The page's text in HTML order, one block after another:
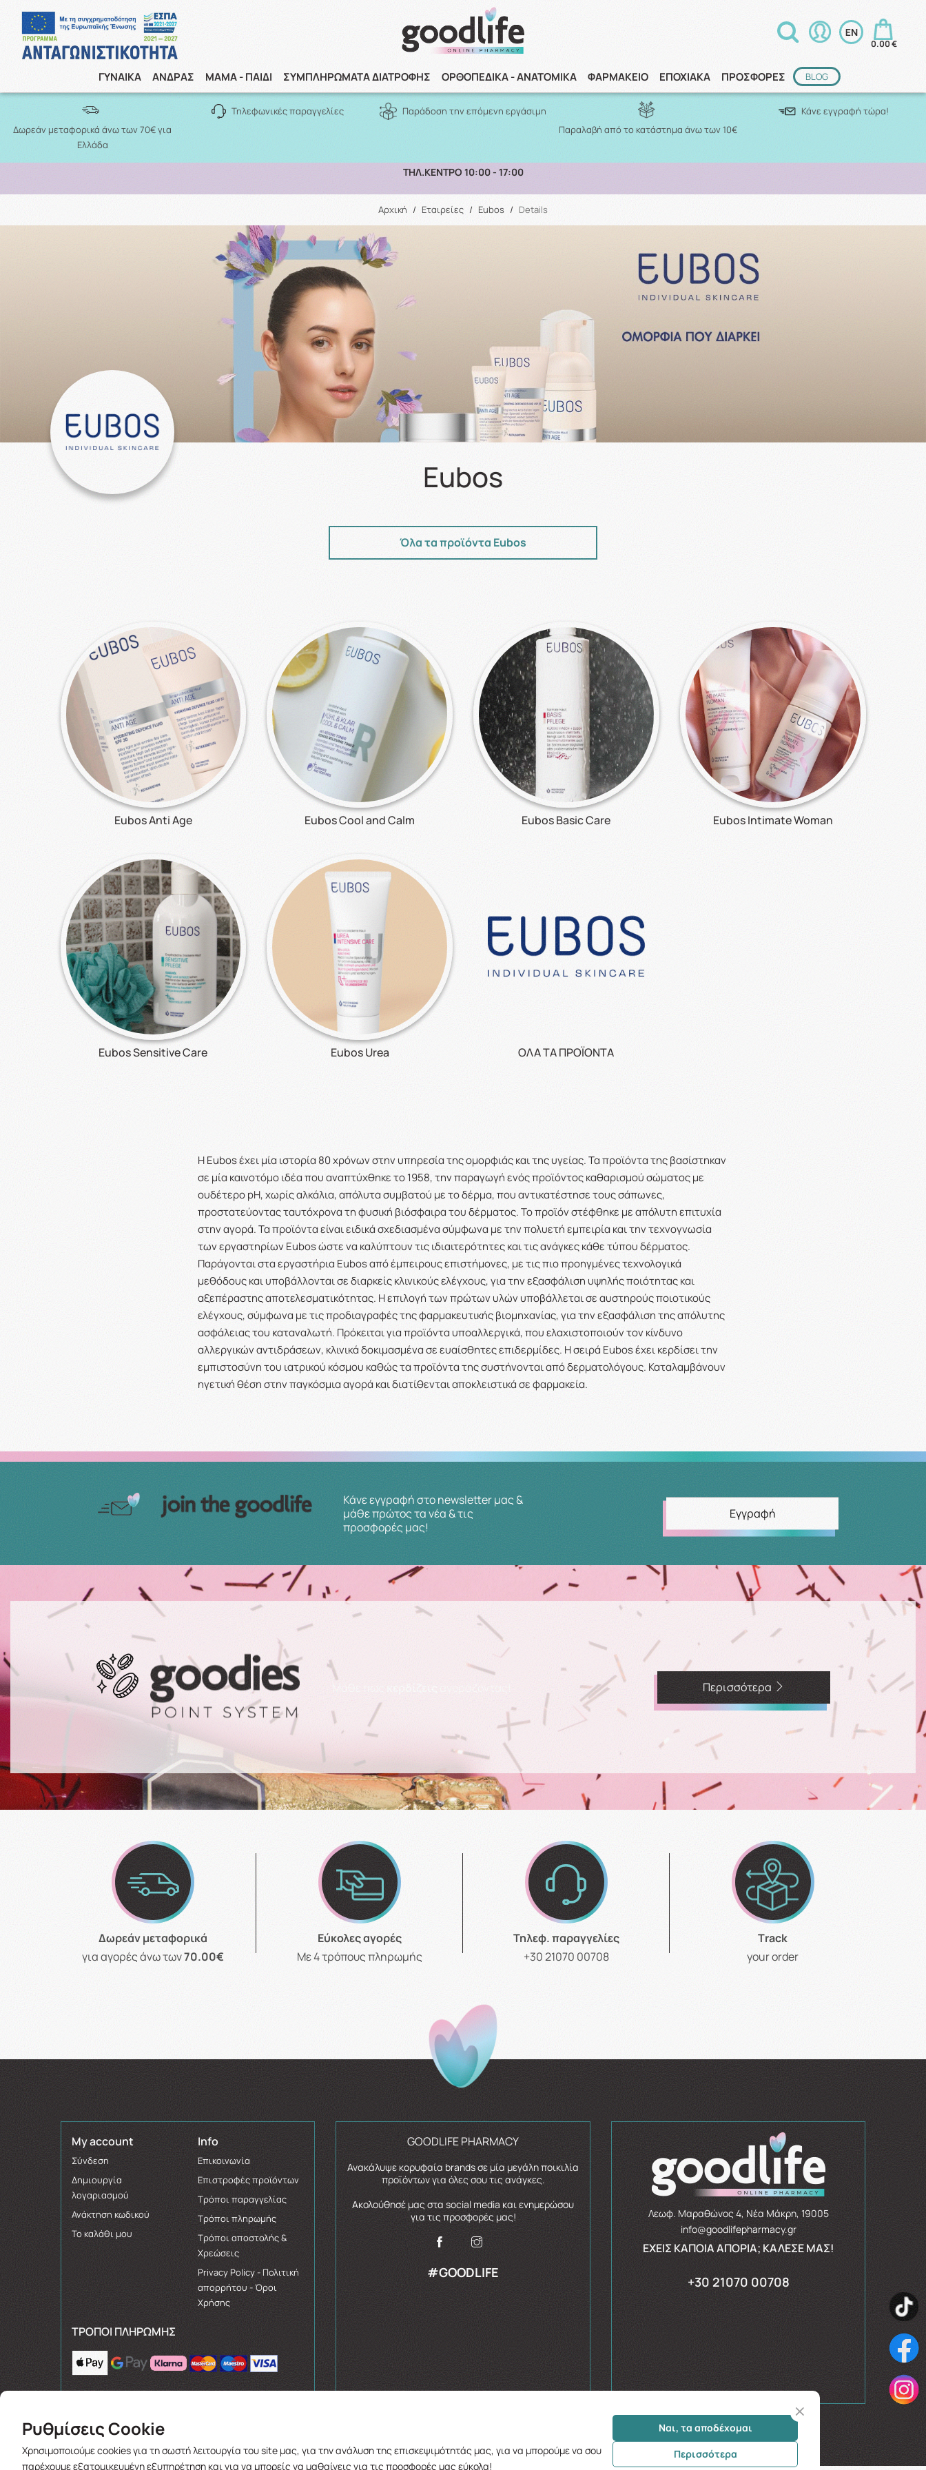
0.00 €
ΓΥΝΑΙΚΑ ΑΝΔΡΑΣ ΜΑΜΑ - ΠΑΙΔΙ ΣΥΜΠΛΗΡΩΜΑΤΑ ΔΙΑΤΡΟΦΗΣ ΟΡΘΟΠΕΔΙΚΑ - ΑΝΑΤΟΜΙΚΑ ΦΑΡΜΑΚΕΙΟ ΕΠΟΧΙΑΚΑ ΠΡΟΣΦΟΡΕΣ BLOG
Αναζήτηση
Δωρεάν μεταφορικά άνω των 70€ για
Ελλάδα
Τηλεφωνικές παραγγελίες
Παράδοση την επόμενη εργάσιμη
Παραλαβή από το κατάστημα άνω των 10€
Κάνε εγγραφή τώρα!
ΠΑΡΑΛΑΒΗ ΑΠΟ ΤΟ ΚΑΤΑΣΤΗΜΑ ΑΝΩ ΤΩΝ 10€
Αρχική / Εταιρείες / Eubos / Details
Eubos
Όλα τα προϊόντα Eubos
Eubos Anti Age Eubos Cool and Calm Eubos Basic Care Eubos Intimate Woman
Eubos Sensitive Care Eubos Urea ΟΛΑ ΤΑ ΠΡΟΪΟΝΤΑ
Η Eubos έχει μία ιστορία 80 χρόνων στην υπηρεσία της ομορφιάς και της υγείας. Τα προϊόντα της βασίστηκαν
σε μία καινοτόμο ιδέα που αναπτύχθηκε το 1958, την παραγωγή ενός προϊόντος καθαρισμού σώματος με
ουδέτερο pH, χωρίς αλκάλια, απόλυτα συμβατού με το δέρμα, που αντικατέστησε τους σάπωνες,
προστατεύοντας ταυτόχρονα τη φυσική βιόσφαιρα του δέρματος. Το προϊόν στέφθηκε με απόλυτη επιτυχία
στην αγορά. Τα προϊόντα είναι ειδικά σχεδιασμένα σύμφωνα με την πολυετή εμπειρία και την τεχνογνωσία
των εργαστηρίων Eubos ώστε να καλύπτουν τις ιδιαιτερότητες και τις ανάγκες κάθε τύπου δέρματος.
Παράγονται στα εργαστήρια Eubos από έμπειρους επιστήμονες, με τις πιο προηγμένες τεχνολογικά
μεθόδους και υποβάλλονται σε διαρκείς κλινικούς ελέγχους, για την εξασφάλιση υψηλής ποιότητας και
αξεπέραστης αποτελεσματικότητας. Η επιλογή των πρώτων υλών υποβάλλεται σε αυστηρούς ποιοτικούς
ελέγχους, σύμφωνα με τις προδιαγραφές της φαρμακευτικής βιομηχανίας, για την εξασφάλιση της απόλυτης
ασφάλειας του καταναλωτή. Πρόκειται για προϊόντα υποαλλεργικά, που ελαχιστοποιούν τον κίνδυνο
αλλεργικών αντιδράσεων, κλινικά δοκιμασμένα σε ευαίσθητες επιδερμίδες. Η σειρά Eubos έχει κερδίσει την
εμπιστοσύνη του ιατρικού κόσμου καθώς τα προϊόντα της συστήνονται από δερματολόγους. Καταλαμβάνουν
ηγετική θέση στην παγκόσμια αγορά και διατίθενται αποκλειστικά σε φαρμακεία.
Κάνε εγγραφή στο newsletter μας &
μάθε πρώτος τα νέα & τις
προσφορές μας!
Εγγραφή
Μάθε πως κερδίζεις Περισσότερα
Δωρεάν μεταφορικά
για αγορές άνω των70.00€
Εύκολες αγορές
Με 4 τρόπους πληρωμής
Τηλεφ. παραγγελίες
+30 21070 00708
Τrack
your order
My account
Σύνδεση
Δημιουργία
λογαριασμού
Ανάκτηση κωδικού
Το καλάθι μου
Info
Επικοινωνία
Επιστροφές προϊόντων
Τρόποι παραγγελίας
Τρόποι πληρωμής
Τρόποι αποστολής &
Χρεώσεις
Privacy Policy - Πολιτική
απορρήτου - Όροι
Χρήσης
ΤΡΌΠΟΙ ΠΛΗΡΩΜΉΣ
GOODLIFE PHARMACY
Ανακάλυψε κορυφαία brands σε μία μεγάλη ποικιλία
προϊόντων για όλες σου τις ανάγκες.
Ακολούθησέ μας στα social media και ενημερώσου
για τις προσφορές μας!
#GOODLIFE
Λεωφ. Μαραθώνος 4, Νέα Μάκρη, 19005
info@goodlifepharmacy.gr
ΈΧΕΙΣ ΚΆΠΟΙΑ ΑΠΟΡΊΑ; ΚΆΛΕΣΈ ΜΑΣ!
+30 21070 00708
Ρυθμίσεις Cookie
Χρησιμοποιούμε cookies για τη σωστή λειτουργία του site μας, για την ανάλυση της επισκεψιμότητάς μας, για να μπορούμε να σου
παρέχουμε εξατομικευμένη εξυπηρέτηση και για να μπορείς να μαθαίνεις για τις προσφορές μας εύκολα!
Ναι, τα αποδέχομαι
Περισσότερα